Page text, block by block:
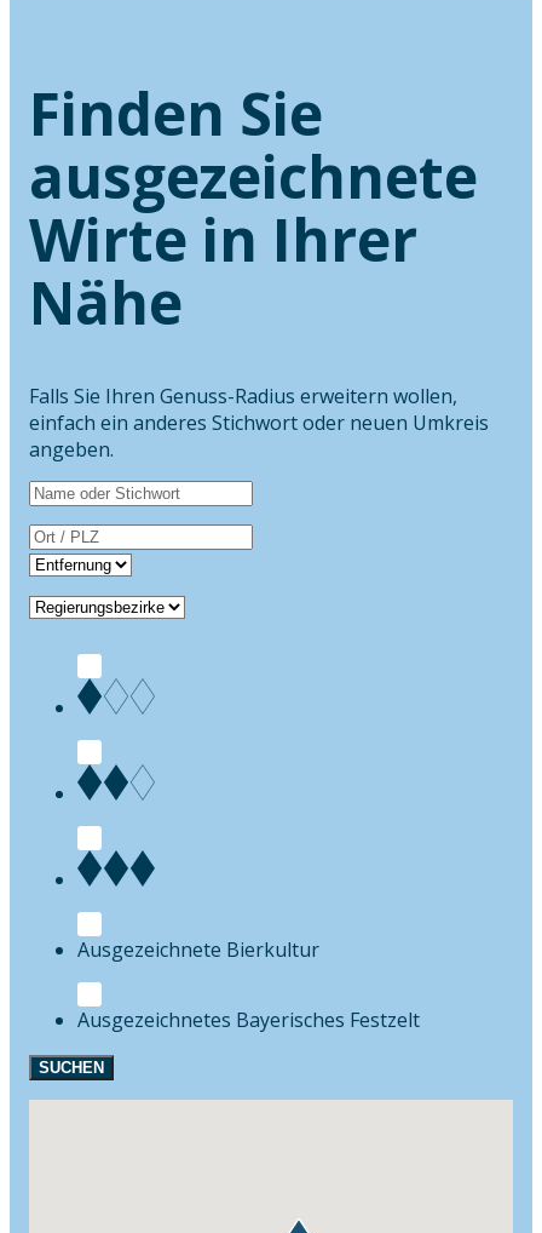
Finden Sie
ausgezeichnete
Wirte in Ihrer
Nähe
Falls Sie Ihren Genuss-Radius erweitern wollen,
einfach ein anderes Stichwort oder neuen Umkreis
angeben.
Bierkultur
Festzelt
SUCHEN